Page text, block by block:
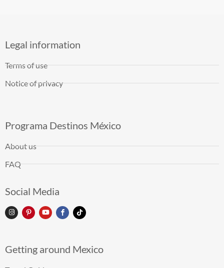
Legal information
Terms of use
Notice of privacy
Programa Destinos México
About us
FAQ
Social Media
Getting around Mexico